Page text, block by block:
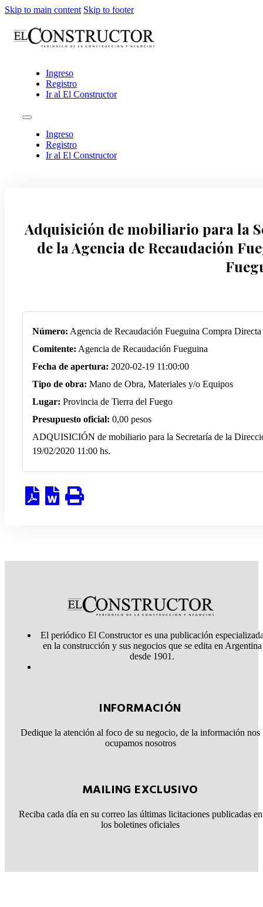
Skip to main content Skip to footer
Ingreso
Registro
Ir al El Constructor
Ingreso
Registro
Ir al El Constructor
Adquisición de mobiliario para la
de la Agencia de Recaudación
Número: Agencia de Recaudación Fueguina Compra
Comitente: Agencia de Recaudación Fueguina
Fecha de apertura: 2020-02-19 11:00:00
Tipo de obra: Mano de Obra, Materiales y/o Equipos
Lugar: Provincia de Tierra del Fuego
Presupuesto oficial: 0,00 pesos
ADQUISICIÓN de mobiliario para la Secretaría de la
19/02/2020 11:00 hs.
El periódico El Constructor es una publicación
en la construcción y sus negocios que se edita en Argentina
desde 1901.
INFORMACIÓN
Dedique la atención al foco de su negocio, de la información nos
ocupamos nosotros
MAILING EXCLUSIVO
Reciba cada día en su correo las últimas licitaciones publicadas en
los boletines oficiales